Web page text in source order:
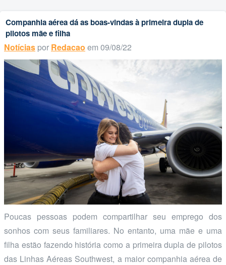
Companhia aérea dá as boas-vindas à primeira dupla de
pilotos mãe e filha
Notícias por Redacao em 09/08/22
Poucas pessoas podem compartilhar seu emprego dos
sonhos com seus familiares. No entanto, uma mãe e uma
filha estão fazendo história como a primeira dupla de pilotos
das Linhas Aéreas Southwest, a maior companhia aérea de